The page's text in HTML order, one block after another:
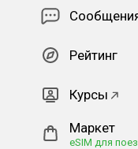
Рейтинг
Курсы
Маркет
eSIM для